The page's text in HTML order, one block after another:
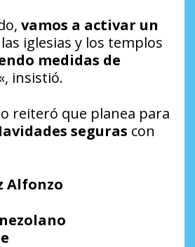
vamos a activar un
iglesias y los templos
medidas de
insistió.
reiteró que planea para
seguras con
Alfonzo